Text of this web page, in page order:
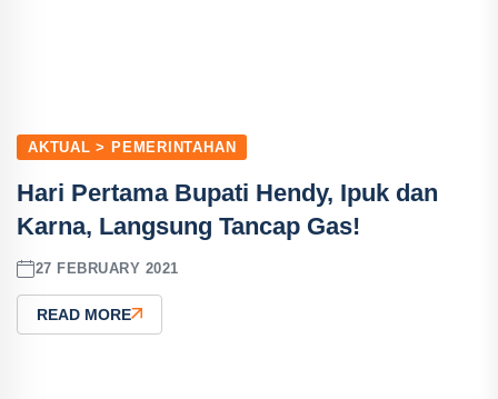
AKTUAL > PEMERINTAHAN
Hari Pertama Bupati Hendy, Ipuk dan
Karna, Langsung Tancap Gas!
27 FEBRUARY 2021
READ MORE